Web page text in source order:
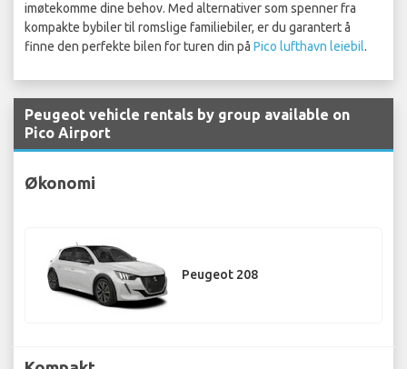
imøtekomme dine behov. Med alternativer som spenner fra
kompakte bybiler til romslige familiebiler, er du garantert å
finne den perfekte bilen for turen din på Pico lufthavn leiebil.
Peugeot vehicle rentals by group available on
Pico Airport
Økonomi
Peugeot 208